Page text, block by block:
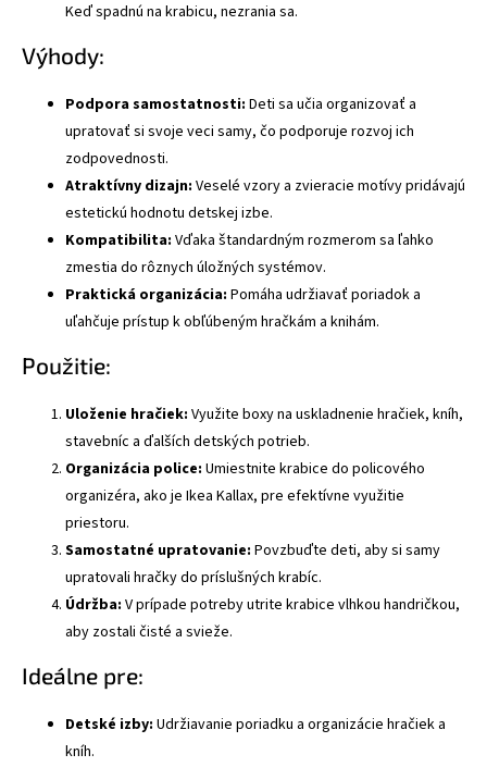
Keď spadnú na krabicu, nezrania sa.
Výhody:
Podpora samostatnosti: Deti sa učia organizovať a
upratovať si svoje veci samy, čo podporuje rozvoj ich
zodpovednosti.
Atraktívny dizajn: Veselé vzory a zvieracie motívy pridávajú
estetickú hodnotu detskej izbe.
Kompatibilita: Vďaka štandardným rozmerom sa ľahko
zmestia do rôznych úložných systémov.
Praktická organizácia: Pomáha udržiavať poriadok a
uľahčuje prístup k obľúbeným hračkám a knihám.
Použitie:
Uloženie hračiek: Využite boxy na uskladnenie hračiek, kníh,
stavebníc a ďalších detských potrieb.
Organizácia police: Umiestnite krabice do policového
organizéra, ako je Ikea Kallax, pre efektívne využitie
priestoru.
Samostatné upratovanie: Povzbuďte deti, aby si samy
upratovali hračky do príslušných krabíc.
Údržba: V prípade potreby utrite krabice vlhkou handričkou,
aby zostali čisté a svieže.
Ideálne pre:
Detské izby: Udržiavanie poriadku a organizácie hračiek a
kníh.